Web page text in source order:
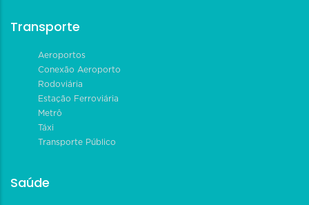
Transporte
Aeroportos
Conexão Aeroporto
Rodoviária
Estação Ferroviária
Metrô
Táxi
Transporte Público
Saúde